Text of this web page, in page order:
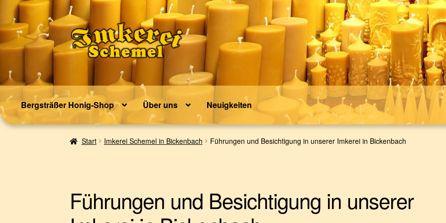
Zur
Navigation
springen
Zum
Inhalt
springen
Bergsträßer Honig-Shop Über uns Neuigkeiten
Start Imkerei Schemel in Bickenbach Führungen und Besichtigung in unserer Imkerei in Bickenbach
Führungen und Besichtigung in unserer